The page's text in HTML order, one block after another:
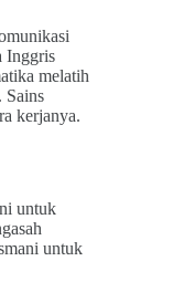
Inggris
melatih
Sains
kerjanya.
untuk
untuk